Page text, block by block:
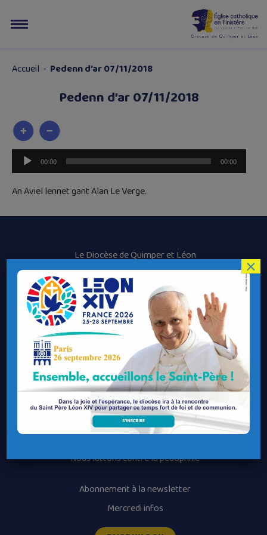
Accueil - Pedenn d’ar 07/11/2018
Pedenn d’ar 07/11/2018
Lecteur
audio
00:00 00:00
An Aviel lennet gant Alan Le Verge.
Le Diocèse de Quimper et Léon
Contacter le Diocèse
Contacter ma Paroisse
Contacter un service
Contacter une permanence
Recrutement
Horaires des messes
Nos paroisses
Les services diocésains
Les mouvements diocésains
Nous luttons contre la pédophilie
Abonnement à la newsletter
Mercredi infos
×